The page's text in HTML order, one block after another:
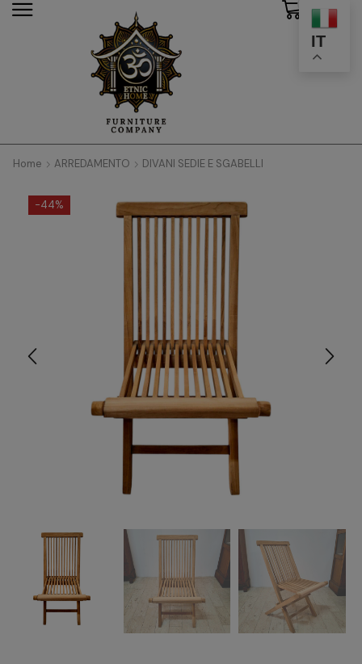
IT
Home ARREDAMENTO DIVANI SEDIE E SGABELLI
-44%